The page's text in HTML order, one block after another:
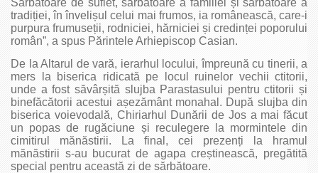
tradiției, în învelișul celui mai frumos, ia românească, care-i
purpura frumuseții, rodniciei, hărniciei și credinței poporului
român”, a spus Părintele Arhiepiscop Casian.
De la Altarul de vară, ierarhul locului, împreună cu tinerii, a
mers la biserica ridicată pe locul ruinelor vechii ctitorii,
unde a fost săvârșită slujba Parastasului pentru ctitorii și
binefăcătorii acestui așezământ monahal. După slujba din
biserica voievodală, Chiriarhul Dunării de Jos a mai făcut
un popas de rugăciune și reculegere la mormintele din
cimitirul mănăstirii. La final, cei prezenți la hramul
mănăstirii s-au bucurat de agapa creștinească, pregătită
special pentru această zi de sărbătoare.